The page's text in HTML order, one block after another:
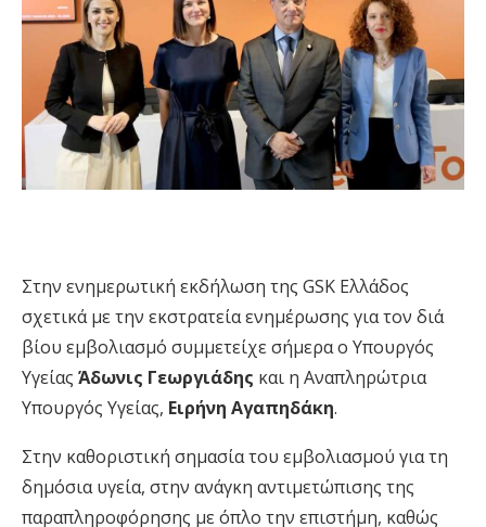
Στην ενημερωτική εκδήλωση της GSK Ελλάδος
σχετικά με την εκστρατεία ενημέρωσης για τον διά
βίου εμβολιασμό συμμετείχε σήμερα ο Υπουργός
Υγείας Άδωνις Γεωργιάδης και η Αναπληρώτρια
Υπουργός Υγείας, Ειρήνη Αγαπηδάκη.
Στην καθοριστική σημασία του εμβολιασμού για τη
δημόσια υγεία, στην ανάγκη αντιμετώπισης της
παραπληροφόρησης με όπλο την επιστήμη, καθώς